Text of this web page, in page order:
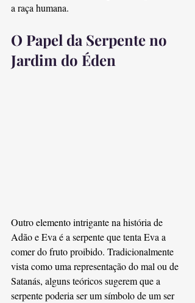
a raça humana.
O Papel da Serpente no
Jardim do Éden
Outro elemento intrigante na história de
Adão e Eva é a serpente que tenta Eva a
comer do fruto proibido. Tradicionalmente
vista como uma representação do mal ou de
Satanás, alguns teóricos sugerem que a
serpente poderia ser um símbolo de um ser